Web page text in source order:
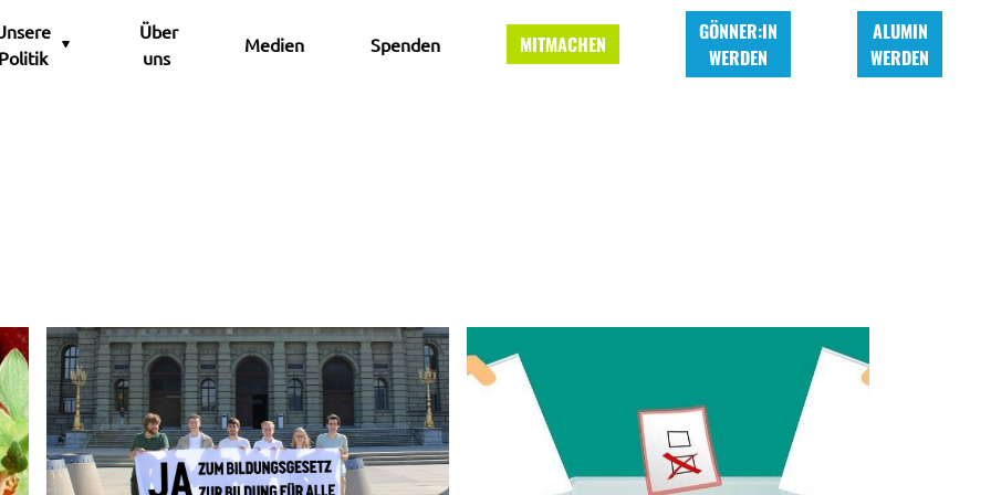
Über
uns
Medien Spenden MITMACHEN
GÖNNER:IN
WERDEN
ALUMIN
WERDEN